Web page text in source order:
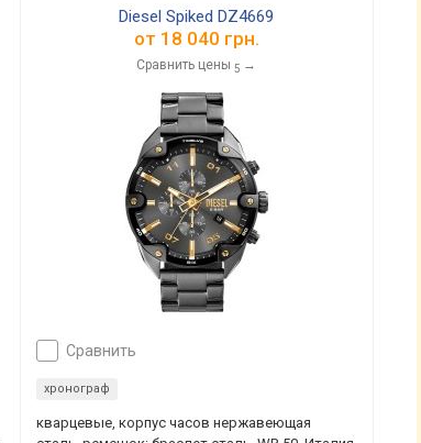
Diesel Spiked DZ4669
от 18 040 грн.
Сравнить цены 5 →
сравнить
хронограф
кварцевые, корпус часов нержавеющая